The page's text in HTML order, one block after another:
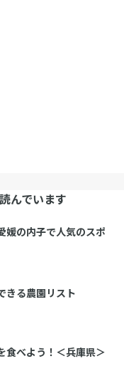
んでいます
媛の内子で人気のスポ
きる農園リスト
食べよう！＜兵庫県＞